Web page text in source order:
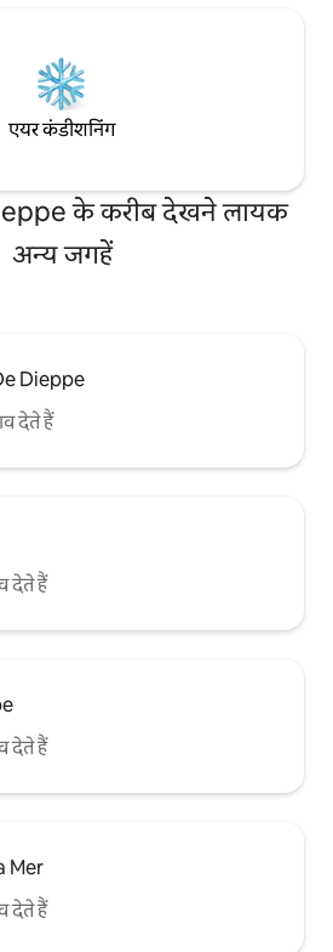
एयर कंडीशनिंग
के करीब देखने लायक
अन्य जगहें
Dieppe
देते हैं
देते हैं
देते हैं
Mer
देते हैं